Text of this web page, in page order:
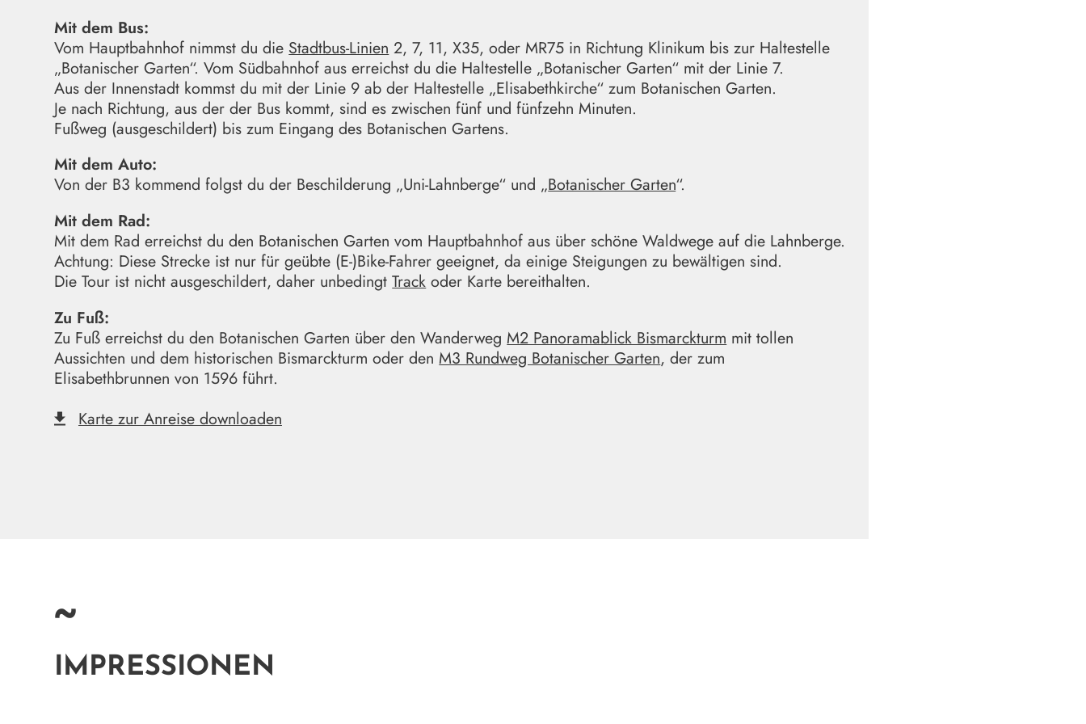
Mit dem Bus:
Vom Hauptbahnhof nimmst du die Stadtbus-Linien 2, 7, 11, X35, oder MR75 in Richtung Klinikum bis zur Haltestelle
„Botanischer Garten“. Vom Südbahnhof aus erreichst du die Haltestelle „Botanischer Garten“ mit der Linie 7.
Aus der Innenstadt kommst du mit der Linie 9 ab der Haltestelle „Elisabethkirche“ zum Botanischen Garten.
Je nach Richtung, aus der der Bus kommt, sind es zwischen fünf und fünfzehn Minuten.
Fußweg (ausgeschildert) bis zum Eingang des Botanischen Gartens.
Mit dem Auto:
Von der B3 kommend folgst du der Beschilderung „Uni-Lahnberge“ und „Botanischer Garten“.
Mit dem Rad:
Mit dem Rad erreichst du den Botanischen Garten vom Hauptbahnhof aus über schöne Waldwege auf die Lahnberge.
Achtung: Diese Strecke ist nur für geübte (E-)Bike-Fahrer geeignet, da einige Steigungen zu bewältigen sind.
Die Tour ist nicht ausgeschildert, daher unbedingtTrack oder Karte bereithalten.
Zu Fuß:
Zu Fuß erreichst du den Botanischen Garten über den WanderwegM2 Panoramablick Bismarckturm mit tollen
Aussichten und dem historischen Bismarckturm oder denM3 Rundweg Botanischer Garten, der zum
Elisabethbrunnen von 1596 führt.
Karte zur Anreise downloaden
~
IMPRESSIONEN